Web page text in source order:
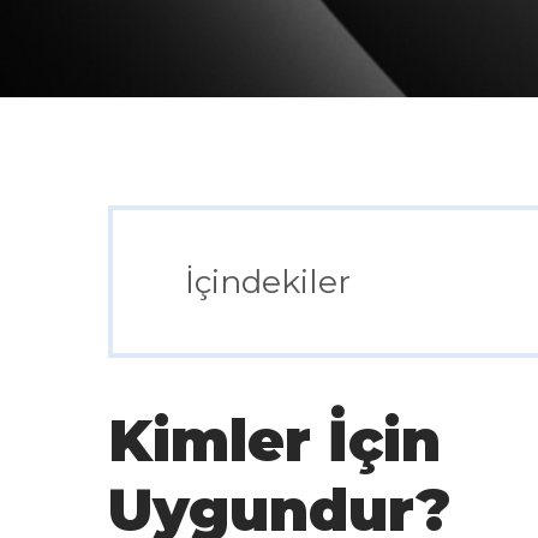
İçindekiler
Kimler İçin
Uygundur?